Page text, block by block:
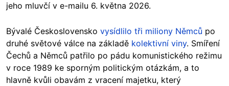
jeho mluvčí v e-mailu 6. května 2026.
Bývalé Československo vysídlilo tři miliony Němců po
druhé světové válce na základě kolektivní viny. Smíření
Čechů a Němců patřilo po pádu komunistického režimu
v roce 1989 ke sporným politickým otázkám, a to
hlavně kvůli obavám z vracení majetku, který